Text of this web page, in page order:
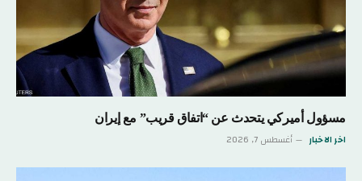
مسؤول أميركي يتحدث عن “اتفاق قريب” مع إيران
اخر الاخبار أغسطس 7, 2026